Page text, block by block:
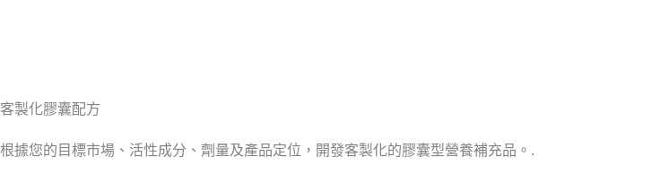
客製化膠囊配方
根據您的目標市場、活性成分、劑量及產品定位，開發客製化的膠囊型營養補充品。.